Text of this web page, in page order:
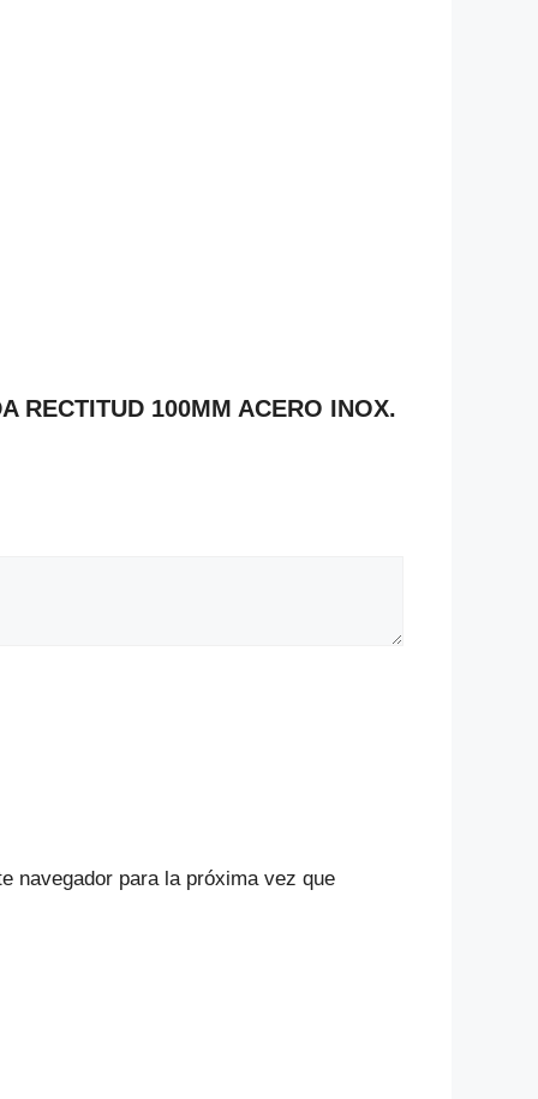
RECTITUD 100MM ACERO INOX.
navegador para la próxima vez que